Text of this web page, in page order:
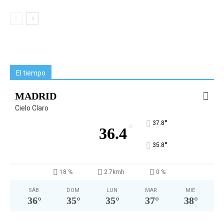
El tiempo
MADRID
Cielo Claro
36.4° 37.8°
35.8°
18 % 2.7kmh 0 %
SÁB
36°
DOM
35°
LUN
35°
MAR
37°
MIÉ
38°